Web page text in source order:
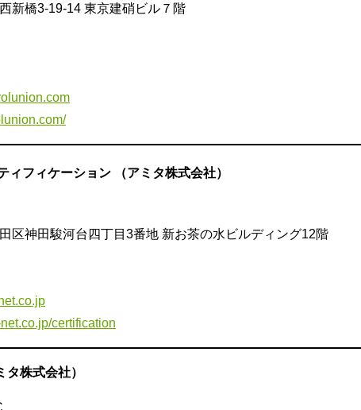
新橋3-19-14 東京建硝ビル７階
フィケーション （アミタ株式会社）
区神田駿河台四丁目3番地 新お茶の水ビルディング12階
certification
株式会社）